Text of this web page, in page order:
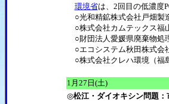
環境省は、2回目の低濃度
○光和精鉱株式会社戸畑製
○株式会社カムテックス福
○財団法人愛媛県廃棄物処
○エコシステム秋田株式会
○株式会社クレハ環境（福
1月27日(土)
◎松江・ダイオキシン問題